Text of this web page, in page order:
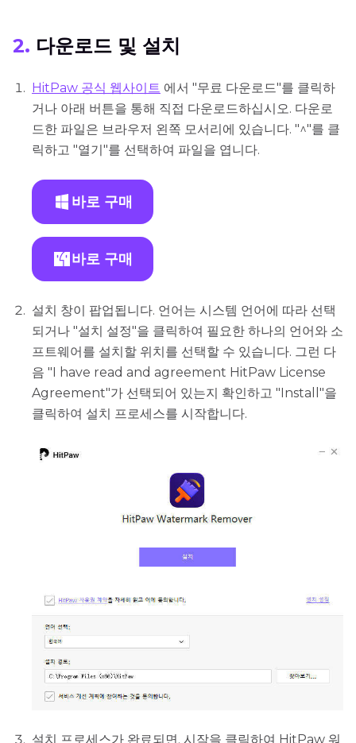
2. 다운로드 및 설치
HitPaw 공식 웹사이트 에서 "무료 다운로드"를 클릭하
거나 아래 버튼을 통해 직접 다운로드하십시오. 다운로
드한 파일은 브라우저 왼쪽 모서리에 있습니다. "^"를 클
릭하고 "열기"를 선택하여 파일을 엽니다.
바로 구매
바로 구매
설치 창이 팝업됩니다. 언어는 시스템 언어에 따라 선택
되거나 "설치 설정"을 클릭하여 필요한 하나의 언어와 소
프트웨어를 설치할 위치를 선택할 수 있습니다. 그런 다
음 "I have read and agreement HitPaw License
Agreement"가 선택되어 있는지 확인하고 "Install"을
클릭하여 설치 프로세스를 시작합니다.
설치 프로세스가 완료되면. 시작을 클릭하여 HitPaw 워